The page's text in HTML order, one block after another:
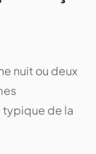
nuit ou deux
de la